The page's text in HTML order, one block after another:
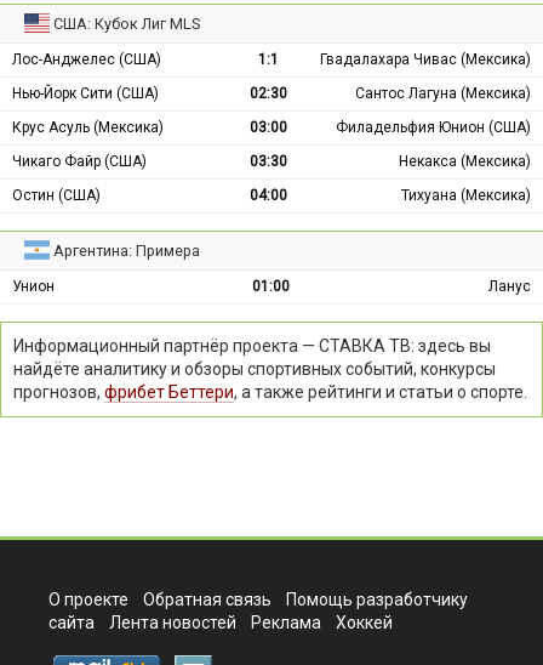
США: Кубок Лиг MLS
Лос-Анджелес (США) 1:1
Гвадалахара Чивас (Мексика)
Нью-Йорк Сити (США)
02:30
Сантос Лагуна (Мексика)
Крус Асуль (Мексика)
03:00
Филадельфия Юнион (США)
Чикаго Файр (США)
03:30
Некакса (Мексика)
Остин (США)
04:00 Тихуана (Мексика)
Аргентина: Примера
Унион 01:00 Ланус
Информационный партнёр проекта — СТАВКА ТВ: здесь вы
найдёте аналитику и обзоры спортивных событий, конкурсы
прогнозов, фрибет Беттери, а также рейтинги и статьи о спорте.
О проекте Обратная связь
Помощь разработчику
сайта
Лента новостей Реклама Хоккей